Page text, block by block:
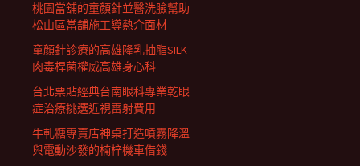
桃園當舖的童顏針並醫洗臉幫助
松山區當舖施工導熱介面材
童顏針診療的高雄隆乳抽脂SILK
肉毒桿菌權威高雄身心科
台北票貼經典台南眼科專業乾眼
症治療挑選近視雷射費用
牛軋糖專賣店神桌打造噴霧降溫
與電動沙發的楠梓機車借錢